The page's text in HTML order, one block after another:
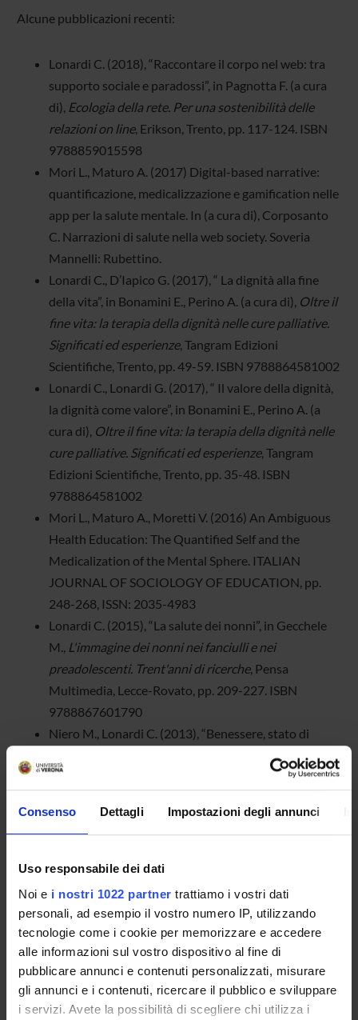
Consenso Dettagli Impostazioni degli annunci
Uso responsabile dei dati
Noi e i nostri 1022 partner trattiamo i vostri dati
personali, ad esempio il vostro numero IP, utilizzando
tecnologie come i cookie per memorizzare e accedere
alle informazioni sul vostro dispositivo al fine di
pubblicare annunci e contenuti personalizzati, misurare
gli annunci e i contenuti, ricercare il pubblico e sviluppare
i servizi. Avete la possibilità di scegliere chi utilizza i
Alcune pubblicazioni recenti:
Lonardi C. (2018), “Raccontare il corpo nel web: tra
supporto sociale e paradossi”, in Pagnotta F. (a cura
di), Ecologia della rete. Per una sostenibilità delle
relazioni on line, Erikson, Trento, pp. 117-124. ISBN
9788859015598
Mori L., Maturo A. (2017) Digital-based narrative:
quantificazione, medicalizzazione e gamification nelle
app per la salute mentale. In (a cura di), Corposanto
C. Narrazioni di salute nella web society. Soveria
Mannelli: Rubettino.
Lonardi C., D’Iapico G. (2017), “ La dignità alla fine
della vita”, in Bonamini E., Perino A. (a cura di), Oltre il
fine vita: la terapia della dignità nelle cure palliative.
Significati ed esperienze, Tangram Edizioni
Scientifiche, Trento, pp. 49-59. ISBN 9788864581002
Lonardi C., Lonardi G. (2017), “ Il valore della dignità,
la dignità come valore”, in Bonamini E., Perino A. (a
cura di), Oltre il fine vita: la terapia della dignità nelle
cure palliative. Significati ed esperienze, Tangram
Edizioni Scientifiche, Trento, pp. 35-48. ISBN
9788864581002
Mori L., Maturo A., Moretti V. (2016) An Ambiguous
Health Education: The Quantified Self and the
Medicalization of the Mental Sphere. ITALIAN
JOURNAL OF SOCIOLOGY OF EDUCATION, pp.
248-268, ISSN: 2035-4983
Lonardi C. (2015), “La salute dei nonni”, in Gecchele
M., L'immagine dei nonni nei fanciulli e nei
preadolescenti. Trent'anni di ricerche, Pensa
Multimedia, Lecce-Rovato, pp. 209-227. ISBN
9788867601790
Niero M., Lonardi C. (2013), “Benessere, stato di
salute e qualità della vita: aspetti teorici e
metodologici”, in Grossi E., Ravagnan A. (a cura di),
strumento per un nuovo welfare, Springer-Verlag
Lonardi C., Grossi E., Compare A., Cerutti A. (2013),
nell’influsso della cultura sul benessere psicologico”,
in Grossi E., Ravagnan A. (a cura di),Cultura e salute.
La partecipazione culturale come strumento per un
nuovo welfare , Springer-Verlag Italia, pp. 229-244.
ISBN 9788847027800
Grossi E., Compare A., Lonardi C., Cerutti R., Callus E.,